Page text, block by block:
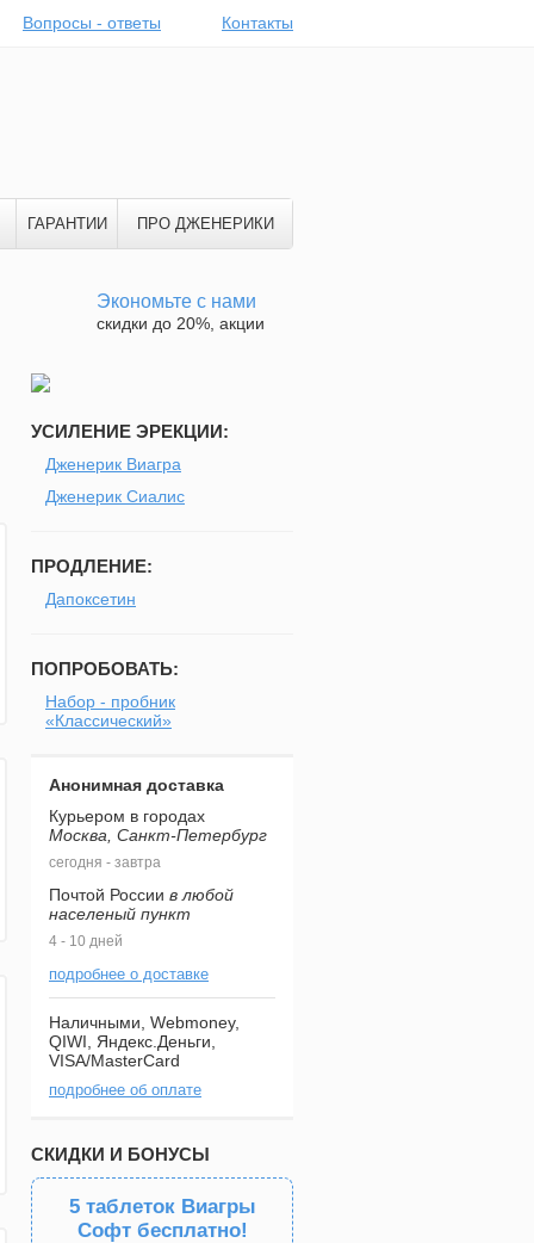
Вопросы - ответы Контакты
ГАРАНТИИ ПРО ДЖЕНЕРИКИ
Экономьте с нами
скидки до 20%, акции
УСИЛЕНИЕ ЭРЕКЦИИ:
Дженерик Виагра
Дженерик Сиалис
ПРОДЛЕНИЕ:
Дапоксетин
ПОПРОБОВАТЬ:
Набор - пробник
«Классический»
Анонимная доставка
Курьером в городах
Москва, Санкт-Петербург
сегодня - завтра
Почтой России в любой
населеный пункт
4 - 10 дней
подробнее о доставке
Наличными, Webmoney,
QIWI, Яндекс.Деньги,
VISA/MasterCard
подробнее об оплате
СКИДКИ И БОНУСЫ
5 таблеток Виагры
Софт бесплатно!